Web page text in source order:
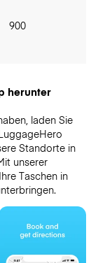
900
herunter
laden Sie
Standorte in
unserer
Taschen in